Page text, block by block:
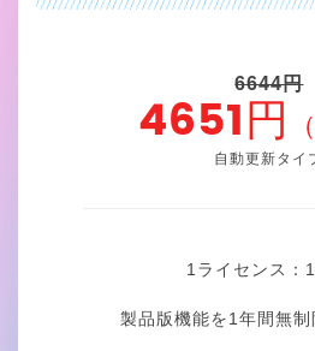
6644円
4651円
自動更新タイ
1ライセンス：1
製品版機能を1年間無